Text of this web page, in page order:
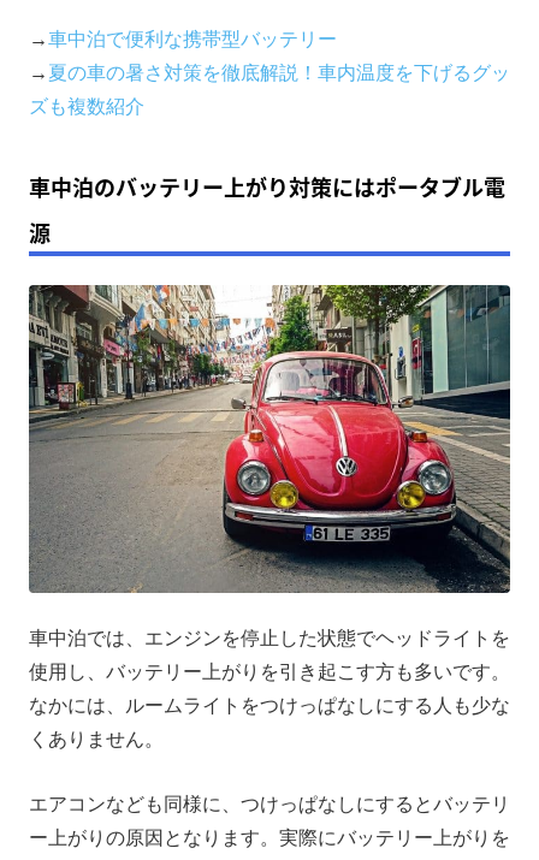
→車中泊で便利な携帯型バッテリー
→ 夏の車の暑さ対策を徹底解説！車内温度を下げるグッ
ズも複数紹介
車中泊のバッテリー上がり対策にはポータブル電
源
車中泊では、エンジンを停止した状態でヘッドライトを
使用し、バッテリー上がりを引き起こす方も多いです。
なかには、ルームライトをつけっぱなしにする人も少な
くありません。
エアコンなども同様に、つけっぱなしにするとバッテリ
ー上がりの原因となります。実際にバッテリー上がりを